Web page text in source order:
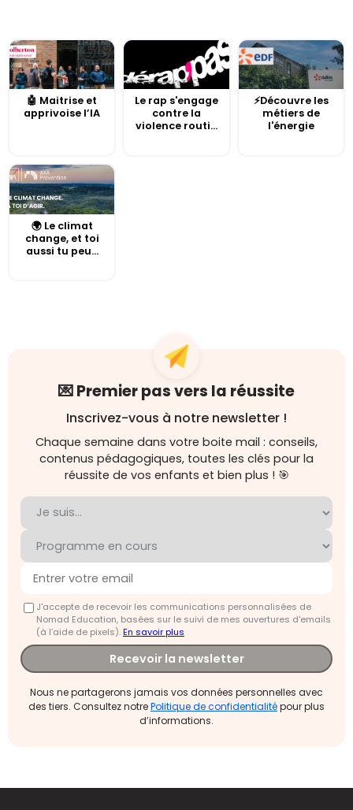
🤖 Maitrise et
apprivoise l’IA
Le rap s'engage
contre la
violence routi...
⚡Découvre les
métiers de
l'énergie
🌍 Le climat
change, et toi
aussi tu peu...
💌 Premier pas vers la réussite
Inscrivez-vous à notre newsletter !
Chaque semaine dans votre boite mail : conseils,
contenus pédagogiques, toutes les clés pour la
réussite de vos enfants et bien plus ! 🎯
J'accepte de recevoir les communications personnalisées de
Nomad Education, basées sur le suivi de mes ouvertures d'emails
(à l’aide de pixels).En savoir plus
Recevoir la newsletter
Nous ne partagerons jamais vos données personnelles avec
des tiers. Consultez notrePolitique de confidentialitépour plus
d’informations.